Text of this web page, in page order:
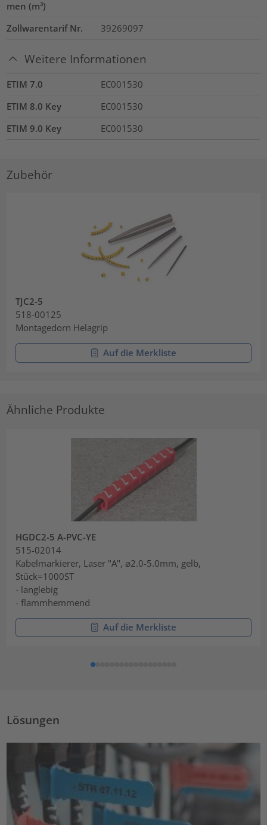
men (m³)
Zollwarentarif Nr. 39269097
Weitere Informationen
ETIM 7.0
EC001530
ETIM 8.0 Key
EC001530
ETIM 9.0 Key
EC001530
Zubehör
TJC2-5
518-00125
Montagedorn Helagrip
Auf die Merkliste
Ähnliche Produkte
HGDC2-5 A-PVC-YE
515-02014
Kabelmarkierer, Laser "A", ⌀2.0-5.0mm, gelb,
Stück=1000ST
- langlebig
- flammhemmend
Auf die Merkliste
Lösungen